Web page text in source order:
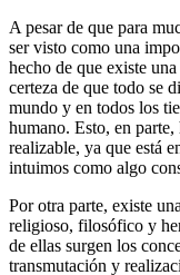
A pesar de que para
ser visto como una
hecho de que existe
certeza de que todo se
mundo y en todos los
humano. Esto, en
realizable, ya que está
intuimos como algo
Por otra parte, existe
religioso, filosófico y
de ellas surgen los
transmutación y